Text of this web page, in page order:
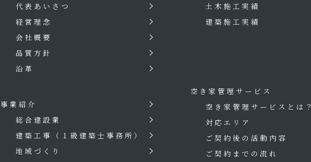
代表あいさつ
経営理念
会社概要
品質方針
沿革
事業紹介
総合建設業
建築工事
（１級建築士事務所）
地域づくり
土木施工実績
建築施工実績
空き家管理サービス
空き家管理サービスとは？
対応エリア
ご契約後の活動内容
ご契約までの流れ